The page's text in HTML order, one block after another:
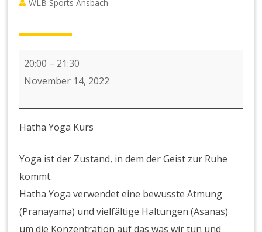
WLB Sports Ansbach
Abendkurs
Hatha
20:00 – 21:30
November 14, 2022
Hatha Yoga Kurs
Yoga ist der Zustand, in dem der Geist zur Ruhe
kommt.
Hatha Yoga verwendet eine bewusste Atmung
(Pranayama) und vielfältige Haltungen (Asanas)
um die Konzentration auf das was wir tun und